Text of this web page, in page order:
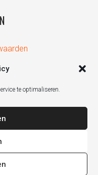
te optimaliseren.